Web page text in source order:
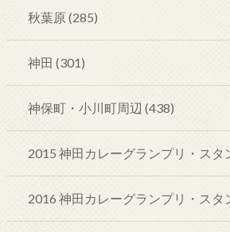
秋葉原 (285)
神田 (301)
神保町・小川町周辺 (438)
2015 神田カレーグランプリ・スタ
2016 神田カレーグランプリ・スタ